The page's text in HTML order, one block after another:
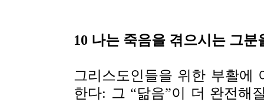
10 나는 죽음을 겪으시는 그분
그리스도인들을 위한 부활에
한다: 그 “닮음”이 더 완전해